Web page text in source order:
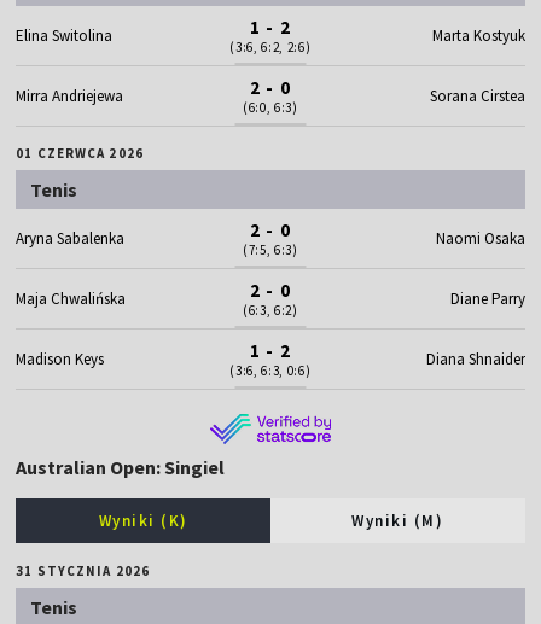
Elina Switolina 1 - 2
(3:6, 6:2, 2:6)
Marta Kostyuk
Mirra Andriejewa 2 - 0
(6:0, 6:3)
Sorana Cirstea
01 CZERWCA 2026
Tenis
Aryna Sabalenka 2 - 0
(7:5, 6:3)
Naomi Osaka
Maja Chwalińska 2 - 0
(6:3, 6:2)
Diane Parry
Madison Keys 1 - 2
(3:6, 6:3, 0:6)
Diana Shnaider
Australian Open: Singiel
Wyniki (K) Wyniki (M)
31 STYCZNIA 2026
Tenis